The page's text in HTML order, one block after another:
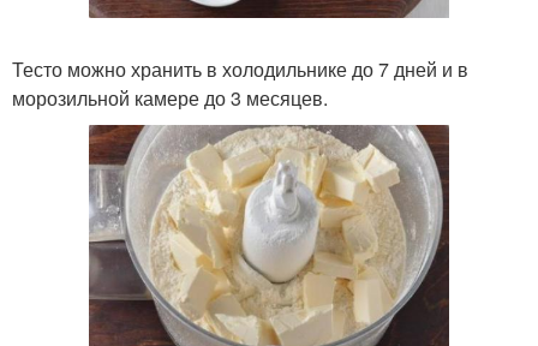
Тесто можно хранить в холодильнике до 7 дней и в
морозильной камере до 3 месяцев.